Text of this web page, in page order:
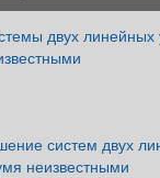
двух линейных
систем двух
неизвестными